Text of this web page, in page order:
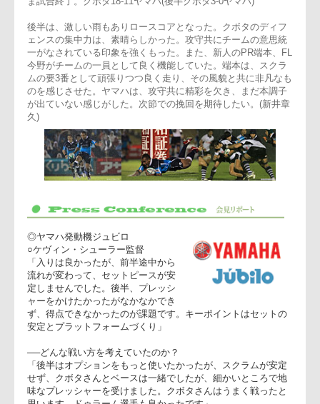
ばらしい。
15分、クボタSOドゥラームPG(クボタ18-11ヤマハ)、25分頃
ら激しい雨となる。
トライの欲しいヤマハは、FW・BK一体となった攻撃を仕掛
け、クボタが必死にディフェンスする試合展開となる。そのま
ま試合終了。クボタ18-11ヤマハ(後半クボタ3-0ヤマハ)
後半は、激しい雨もありロースコアとなった。クボタのディフ
ェンスの集中力は、素晴らしかった。攻守共にチームの意思統
一がなされている印象を強くもった。また、新人のPR端本、
今野がチームの一員として良く機能していた。端本は、スクラ
ムの要3番として頑張りつつ良く走り、その風貌と共に非凡な
のを感じさせた。ヤマハは、攻守共に精彩を欠き、まだ本調子
久)
○ケヴィン・シューラー監督
「入りは良かったが、前半途中から
流れが変わって、セットピースが安
定しませんでした。後半、プレッシ